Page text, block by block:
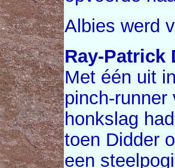
Albies werd
Ray-Patrick
Met één uit
pinch-runner
honkslag
toen Didder
een